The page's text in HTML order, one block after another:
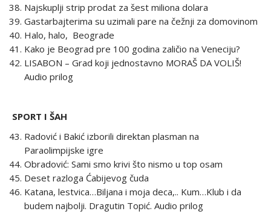
Najskuplji strip prodat za šest miliona dolara
Gastarbajterima su uzimali pare na čežnji za domovinom
Halo, halo, Beograde
Kako je Beograd pre 100 godina zaličio na Veneciju?
LISABON – Grad koji jednostavno MORAŠ DA VOLIŠ!
Audio prilog
SPORT I ŠAH
Radović i Bakić izborili direktan plasman na
Paraolimpijske igre
Obradović: Sami smo krivi što nismo u top osam
Deset razloga Ćabijevog čuda
Katana, lestvica…Biljana i moja deca,.. Kum…Klub i da
budem najbolji. Dragutin Topić. Audio prilog